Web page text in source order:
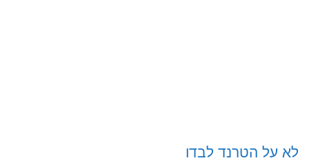
לא על הטרנד לבדו